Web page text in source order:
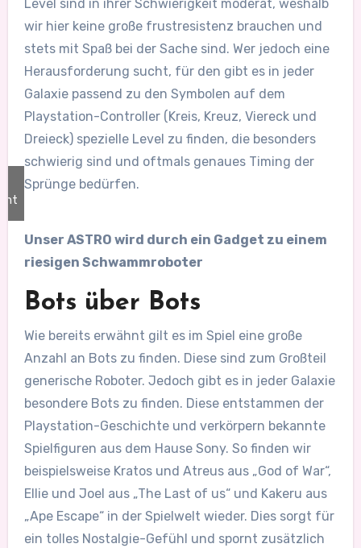
Level sind in ihrer Schwierigkeit moderat, weshalb
wir hier keine große frustresistenz brauchen und
stets mit Spaß bei der Sache sind. Wer jedoch eine
Herausforderung sucht, für den gibt es in jeder
Galaxie passend zu den Symbolen auf dem
Playstation-Controller (Kreis, Kreuz, Viereck und
Dreieck) spezielle Level zu finden, die besonders
schwierig sind und oftmals genaues Timing der
Sprünge bedürfen.
Unser ASTRO wird durch ein Gadget zu einem
riesigen Schwammroboter
Bots über Bots
Wie bereits erwähnt gilt es im Spiel eine große
Anzahl an Bots zu finden. Diese sind zum Großteil
generische Roboter. Jedoch gibt es in jeder Galaxie
besondere Bots zu finden. Diese entstammen der
Playstation-Geschichte und verkörpern bekannte
Spielfiguren aus dem Hause Sony. So finden wir
beispielsweise Kratos und Atreus aus „God of War“,
Ellie und Joel aus „The Last of us“ und Kakeru aus
„Ape Escape“ in der Spielwelt wieder. Dies sorgt für
ein tolles Nostalgie-Gefühl und spornt zusätzlich